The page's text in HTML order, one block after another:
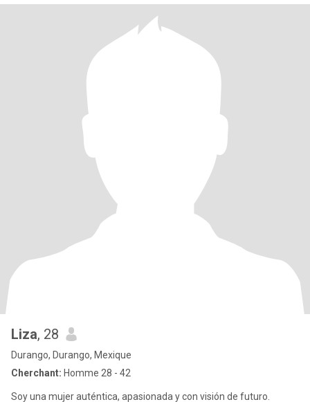
Liza, 28
Durango, Durango, Mexique
Cherchant: Homme 28 - 42
Soy una mujer auténtica, apasionada y con visión de futuro.